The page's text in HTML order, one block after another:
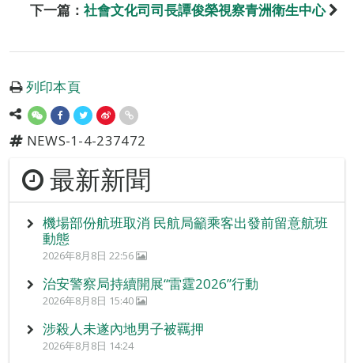
下一篇： 社會文化司司長譚俊榮視察青洲衛生中心
列印本頁
NEWS-1-4-237472
最新新聞
機場部份航班取消 民航局籲乘客出發前留意航班
動態
2026年8月8日 22:56
治安警察局持續開展“雷霆2026”行動
2026年8月8日 15:40
涉殺人未遂內地男子被羈押
2026年8月8日 14:24